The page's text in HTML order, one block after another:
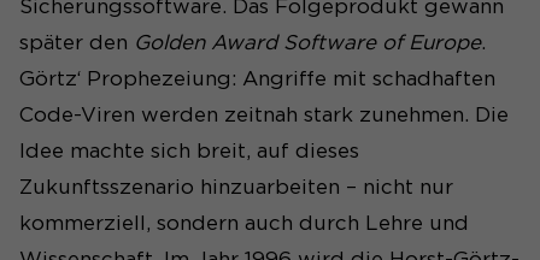
Sicherungssoftware. Das Folgeprodukt gewann
später den Golden Award Software of Europe.
Görtz‘ Prophezeiung: Angriffe mit schadhaften
Code-Viren werden zeitnah stark zunehmen. Die
Idee machte sich breit, auf dieses
Zukunftsszenario hinzuarbeiten – nicht nur
kommerziell, sondern auch durch Lehre und